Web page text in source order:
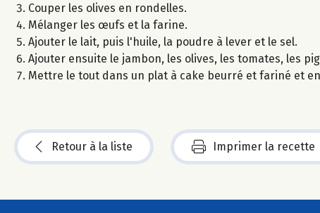
Couper les olives en rondelles.
Mélanger les œufs et la farine.
Ajouter le lait, puis l'huile, la poudre à lever et le sel.
Ajouter ensuite le jambon, les olives, les tomates, les
Mettre le tout dans un plat à cake beurré et fariné et
Retour à la liste Imprimer la recette